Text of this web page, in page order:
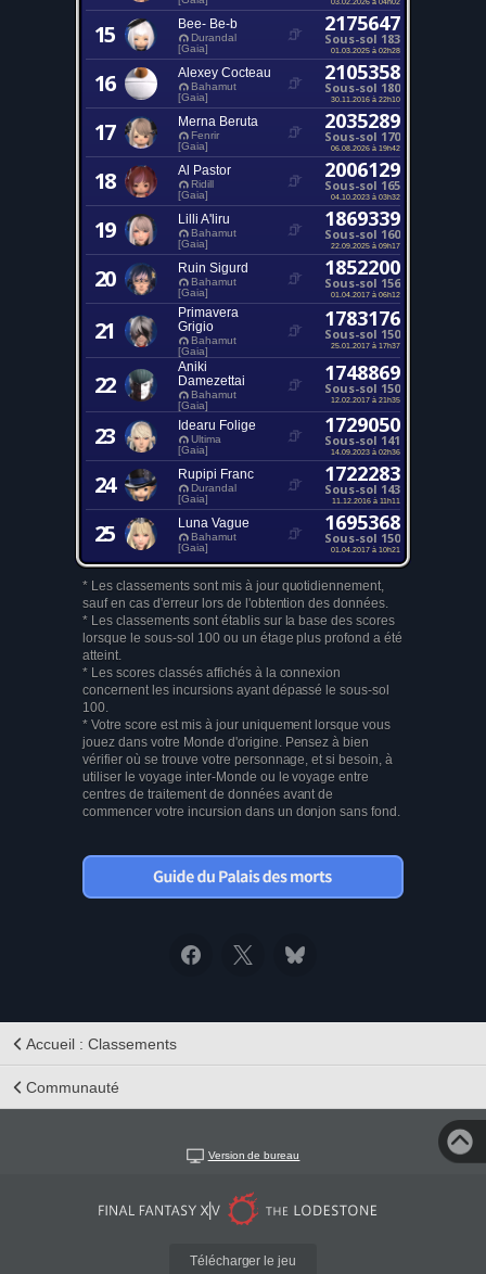
15 Bee- Be-b
Durandal
[Gaia]
2175647
Sous-sol 183
01.03.2025 à 02h28
16 Alexey Cocteau
Bahamut
[Gaia]
2105358
Sous-sol 180
30.11.2016 à 22h10
17 Merna Beruta
Fenrir
[Gaia]
2035289
Sous-sol 170
06.08.2026 à 19h42
18 Al Pastor
Ridill
[Gaia]
2006129
Sous-sol 165
04.10.2023 à 03h32
19 Lilli A'liru
Bahamut
[Gaia]
1869339
Sous-sol 160
22.09.2025 à 09h17
20 Ruin Sigurd
Bahamut
[Gaia]
1852200
Sous-sol 156
01.04.2017 à 06h12
21
Primavera
Grigio
Bahamut
[Gaia]
1783176
Sous-sol 150
25.01.2017 à 17h37
22
Aniki
Damezettai
Bahamut
[Gaia]
1748869
Sous-sol 150
12.02.2017 à 21h35
23 Idearu Folige
Ultima
[Gaia]
1729050
Sous-sol 141
14.09.2023 à 02h36
24 Rupipi Franc
Durandal
[Gaia]
1722283
Sous-sol 143
11.12.2016 à 11h11
25 Luna Vague
Bahamut
[Gaia]
1695368
Sous-sol 150
01.04.2017 à 10h21
* Les classements sont mis à jour quotidiennement,
sauf en cas d'erreur lors de l'obtention des données.
* Les classements sont établis sur la base des scores
lorsque le sous-sol 100 ou un étage plus profond a été
atteint.
* Les scores classés affichés à la connexion
concernent les incursions ayant dépassé le sous-sol
100.
* Votre score est mis à jour uniquement lorsque vous
jouez dans votre Monde d'origine. Pensez à bien
vérifier où se trouve votre personnage, et si besoin, à
utiliser le voyage inter-Monde ou le voyage entre
centres de traitement de données avant de
commencer votre incursion dans un donjon sans fond.
Accueil : Classements
Communauté
Version de bureau
Télécharger le jeu